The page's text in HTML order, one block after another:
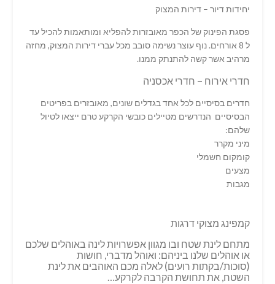
יחידות דיור – דירות המצוק
פסגת הפינוק של הכפר מאובזרות להפליא ומותאמות להכיל עד
ל 8 אורחים. נוף עוצר נשימה סובב מכל עברי דירות המצוק, מחזה
מרהיב אשר קשה להתנתק ממנו.
חדרי אירוח – חדרי אכסניה
חדרים בסיסיים לכל אחד בגדלים שונים, מאובזרים בפריטים
הבסיסיים הנדרשים מטיילים כובשי הקרקע טרם ייצאו לטיול
שלהם:
מיני מקרר
קומקום חשמלי
מצעים
מגבות
קמפינג מצוקי דרגות
מתחם לינת שטח ובו מגוון אפשרויות לינה באוהלים שלכם
או אוהלים שלנו ביניהם: ואוהל מדברי, חושות
(סוכות/בקתות רועים) לאלה מכם האוהבים את לינת
השטח, את תחושת הקרבה לקרקע…